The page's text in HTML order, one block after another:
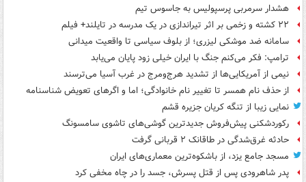
هشدار سرمربی پرسپولیس به جاسوس تیم
۲۲ کشته و زخمی بر اثر تیراندازی در یک مدرسه در تایلند+ فیلم
سامانه ضد موشکی لیزری؛ از بلوف سیاسی تا واقعیت میدانی
ترامپ: فکر می‌کنم جنگ با ایران خیلی زود پایان می‌یابد
نیمی از آمریکایی‌ها از تشدید هرج‌ومرج در غرب آسیا می‌ترسند
از حذف نام همسر تا تغییر نام خانوادگی؛ اما و اگرهای تعویض شناسنامه
نمایی زیبا از تنگه کریان جزیره قشم
رکوردشکنی پیش‌فروش جدیدترین گوشی‌های تاشوی سامسونگ
حادثه غرق‌شدگی در طاقانک ۲ قربانی گرفت
مسجد جامع یزد، از باشکوه‌ترین معماری‌های ایران
پدر شاهرودی پس از قتل پسرش، جسد را در چاه مخفی کرد